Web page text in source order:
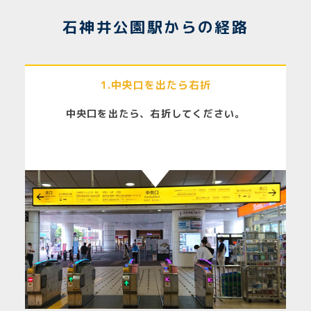
石神井公園駅からの経路
1.中央口を出たら右折
中央口を出たら、右折してください。